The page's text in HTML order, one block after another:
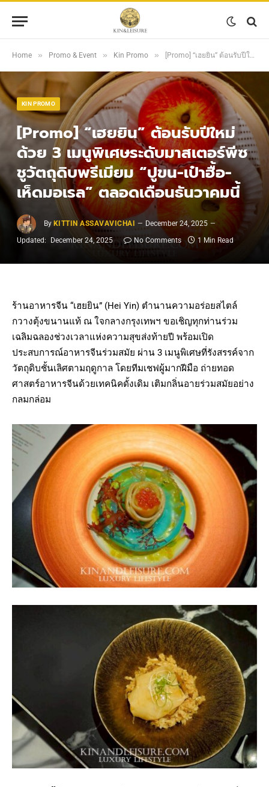
Home » Promo & Event » Kin Promo » [Promo] “เฮยยิน” ต้อนรับปีใหม่ด้วย 3 เมนูพิเศษระดับมาสเตอร์พีซ ชูวัตถุดิบพรีเมียม “ปูขน-เป๋าฮื้อ-เห็ดมอเรล” ตลอดเดือนธันวาคมนี้
KIN PROMO
[Promo] “เฮยยิน” ต้อนรับปีใหม่
ด้วย 3 เมนูพิเศษระดับมาสเตอร์พีซ
ชูวัตถุดิบพรีเมียม “ปูขน-เป๋าฮื้อ-
เห็ดมอเรล” ตลอดเดือนธันวาคมนี้
By KITTIN ASSAVAVICHAI
December 24, 2025
Updated:
December 24, 2025 No Comments 1 Min Read
ร้านอาหารจีน “เฮยยิน” (Hei Yin) ตำนานความอร่อยสไตล์
กวางตุ้งขนานแท้ ณ ใจกลางกรุงเทพฯ ขอเชิญทุกท่านร่วม
เฉลิมฉลองช่วงเวลาแห่งความสุขส่งท้ายปี พร้อมเปิด
ประสบการณ์อาหารจีนร่วมสมัย ผ่าน 3 เมนูพิเศษที่รังสรรค์จาก
วัตถุดิบชั้นเลิศตามฤดูกาล โดยทีมเชฟผู้มากฝีมือ ถ่ายทอด
ศาสตร์อาหารจีนด้วยเทคนิคดั้งเดิม เติมกลิ่นอายร่วมสมัยอย่าง
กลมกล่อม